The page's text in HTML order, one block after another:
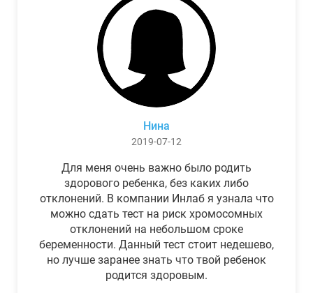
Нина
2019-07-12
Для меня очень важно было родить
здорового ребенка, без каких либо
отклонений. В компании Инлаб я узнала что
можно сдать тест на риск хромосомных
отклонений на небольшом сроке
беременности. Данный тест стоит недешево,
но лучше заранее знать что твой ребенок
родится здоровым.